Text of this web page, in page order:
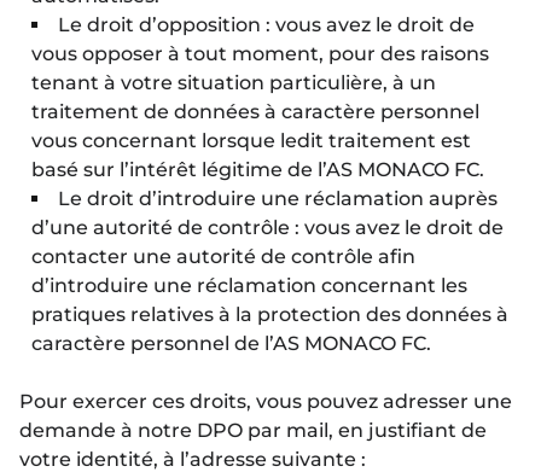
Le droit d’opposition : vous avez le droit de
vous opposer à tout moment, pour des raisons
tenant à votre situation particulière, à un
traitement de données à caractère personnel
vous concernant lorsque ledit traitement est
basé sur l’intérêt légitime de l’AS MONACO FC.
Le droit d’introduire une réclamation auprès
d’une autorité de contrôle : vous avez le droit de
contacter une autorité de contrôle afin
d’introduire une réclamation concernant les
pratiques relatives à la protection des données à
caractère personnel de l’AS MONACO FC.
Pour exercer ces droits, vous pouvez adresser une
demande à notre DPO par mail, en justifiant de
votre identité, à l’adresse suivante :